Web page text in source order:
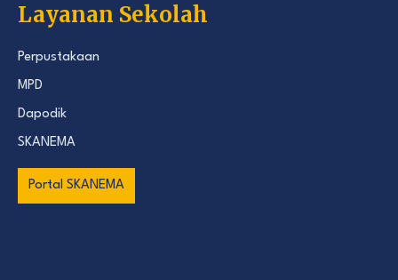
Layanan Sekolah
Perpustakaan
MPD
Dapodik
SKANEMA
Portal SKANEMA